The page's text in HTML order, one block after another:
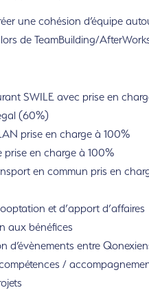
une cohésion d’équipe
de TeamBuilding/
SWILE avec prise en
(60%)
prise en charge à 100%
prise en charge à 100%
en commun pris en
et d’apport d’affaires
aux bénéfices
d’évènements entre
/